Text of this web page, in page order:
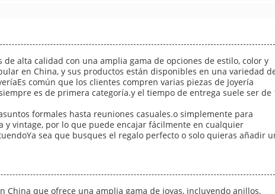
alta calidad con una amplia gama de opciones de estilo, color y
en China, y sus productos están disponibles en una variedad
común que los clientes compren varias piezas de Joyería
es de primera categoría.y el tiempo de entrega suele ser de
formales hasta reuniones casuales.o simplemente para
vintage, por lo que puede encajar fácilmente en cualquier
sea que busques el regalo perfecto o solo quieras añadir
China que ofrece una amplia gama de joyas, incluyendo anillos,